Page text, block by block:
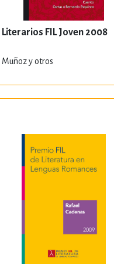
FIL Joven 2008
y otros